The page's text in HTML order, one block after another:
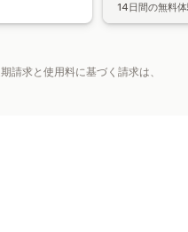
14日間の無料
請求と使用料に基づく請求は、